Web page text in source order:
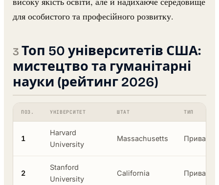
для особистого та професійного розвитку.
Топ 50 університетів США:
мистецтво та гуманітарні
науки (рейтинг 2026)
ПОЗ. УНІВЕРСИТЕТ ШТАТ ТИП
1
Harvard
University
Massachusetts
2
Stanford
University
California